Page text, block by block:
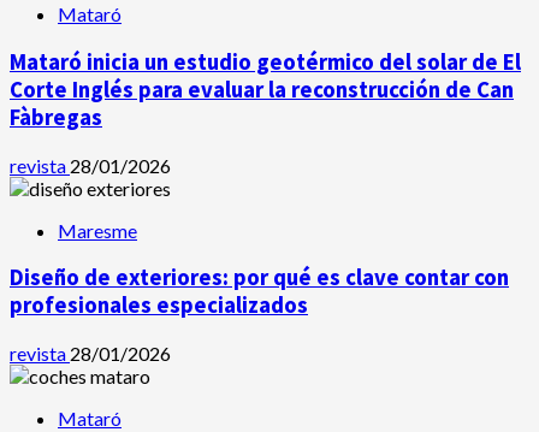
Mataró
Mataró inicia un estudio geotérmico del solar de El
Corte Inglés para evaluar la reconstrucción de Can
Fàbregas
revista 28/01/2026
Maresme
Diseño de exteriores: por qué es clave contar con
profesionales especializados
revista 28/01/2026
Mataró